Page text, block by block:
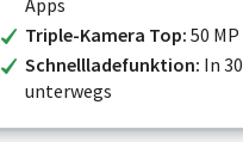
Apps
Triple-Kamera Top 50
Schnellladefunktion In
unterwegs